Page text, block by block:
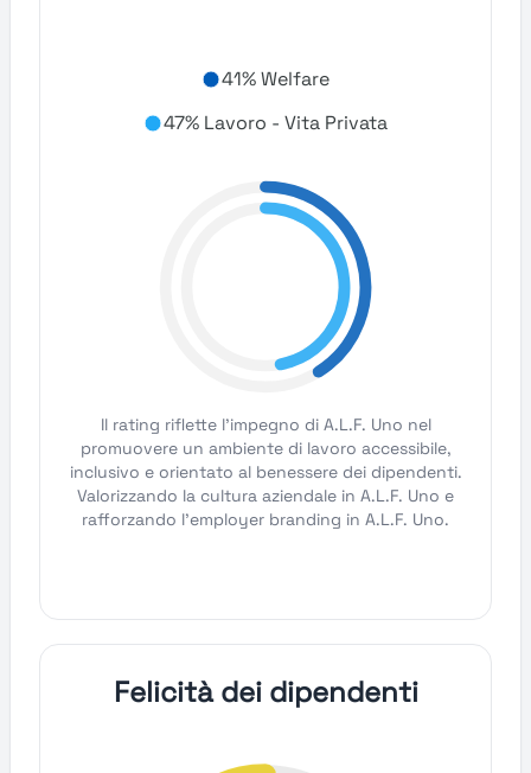
41% Welfare
47% Lavoro - Vita Privata
Il rating riflette l'impegno di A.L.F. Uno nel
promuovere un ambiente di lavoro accessibile,
inclusivo e orientato al benessere dei dipendenti.
Valorizzando la cultura aziendale in A.L.F. Uno e
rafforzando l'employer branding in A.L.F. Uno.
Felicità dei dipendenti